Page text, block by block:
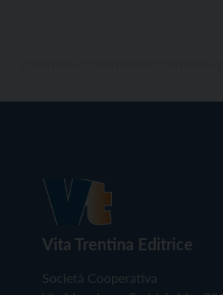
Vita Trentina Editrice
Società Cooperativa